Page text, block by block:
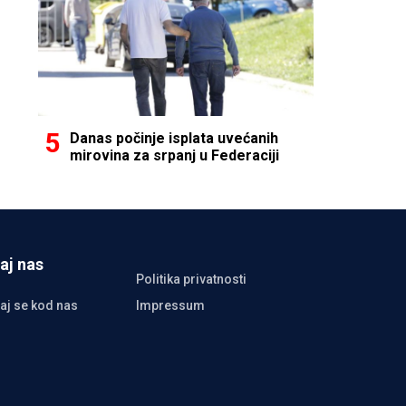
Danas počinje isplata uvećanih
mirovina za srpanj u Federaciji
nas
Politika privatnosti
se kod nas
Impressum